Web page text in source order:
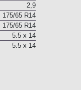
2,9
175/65 R14
175/65 R14
5.5 x 14
5.5 x 14